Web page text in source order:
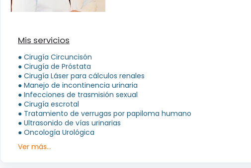
Mis servicios
● Cirugía Circuncisón
● Cirugía de Próstata
● Cirugía Láser para cálculos renales
● Manejo de incontinencia urinaria
● Infecciones de trasmisión sexual
● Cirugía escrotal
● Tratamiento de verrugas por papiloma humano
● Ultrasonido de vías urinarias
● Oncología Urológica
Ver más...